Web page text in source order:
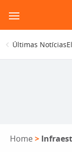
para
o
conteúdo
Últimas Notícias
Home >